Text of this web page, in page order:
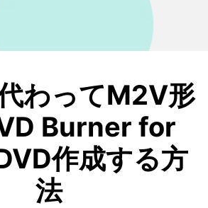
わってM2V形
Burner for
作成する方
法